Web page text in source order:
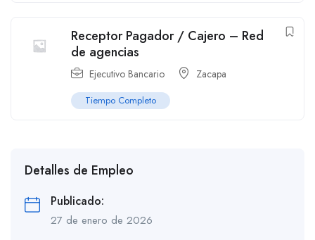
Receptor Pagador / Cajero – Red
de agencias
Ejecutivo Bancario Zacapa
Tiempo Completo
Detalles de Empleo
Publicado:
27 de enero de 2026